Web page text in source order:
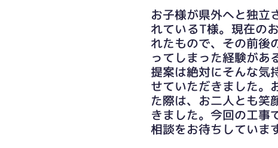
以前から使用していた浴暖は、給湯器
ため、設置場所の制約はありましたが
お子様が県外へと独立
れているT様。現在の
れたもので、その前後
ってしまった経験があ
提案は絶対にそんな気
せていただきました。
た際は、お二人とも笑
きました。今回の工事
相談をお待ちしていま